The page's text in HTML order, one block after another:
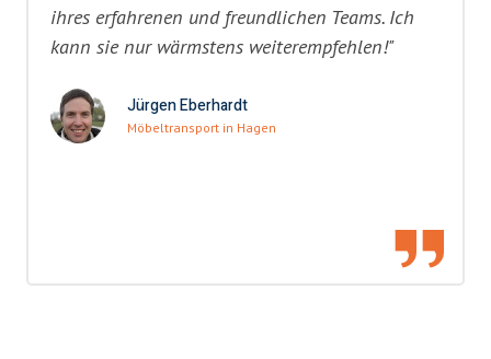
ihres erfahrenen und freundlichen Teams. Ich
kann sie nur wärmstens weiterempfehlen!"
Jürgen Eberhardt
Möbeltransport in Hagen